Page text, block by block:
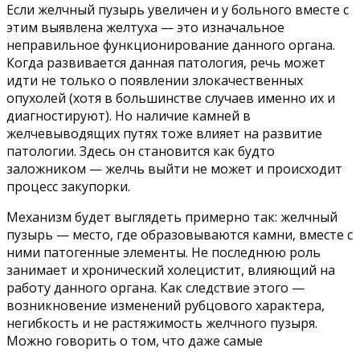
Если желчный пузырь увеличен и у больного вместе с
этим выявлена желтуха — это изначальное
неправильное функционирование данного органа.
Когда развивается данная патология, речь может
идти не только о появлении злокачественных
опухолей (хотя в большинстве случаев именно их и
диагностируют). Но наличие камней в
желчевыводящих путях тоже влияет на развитие
патологии. Здесь он становится как будто
заложником — желчь выйти не может и происходит
процесс закупорки.
Механизм будет выглядеть примерно так: желчный
пузырь — место, где образовываются камни, вместе с
ними патогенные элементы. Не последнюю роль
занимает и хронический холецистит, влияющий на
работу данного органа. Как следствие этого —
возникновение изменений рубцового характера,
негибкость и не растяжимость желчного пузыря.
Можно говорить о том, что даже самые